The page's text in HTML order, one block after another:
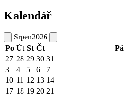
Kalendář
Srpen2026
Po Út St Čt Pá
27 28 29 30 31
3
4 5 6 7
10 11 12 13 14
17 18 19 20 21